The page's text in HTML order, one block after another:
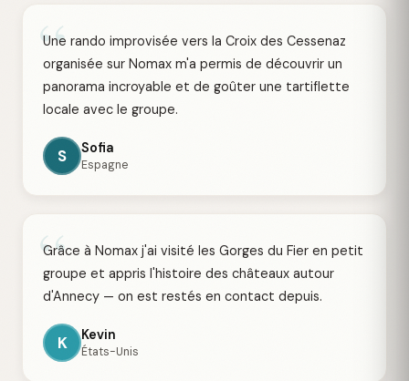
“
Une rando improvisée vers la Croix des Cessenaz
organisée sur Nomax m'a permis de découvrir un
panorama incroyable et de goûter une tartiflette
locale avec le groupe.
S Sofia
Espagne
“
Grâce à Nomax j'ai visité les Gorges du Fier en petit
groupe et appris l'histoire des châteaux autour
d'Annecy — on est restés en contact depuis.
K Kevin
États-Unis